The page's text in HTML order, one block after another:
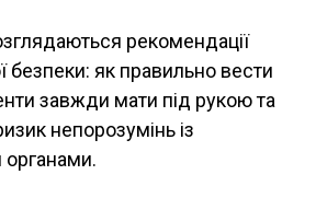
рекомендації
безпеки: як правильно вести
завжди мати під рукою та
непорозумінь із